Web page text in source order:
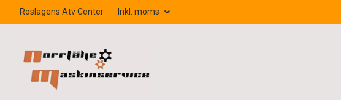
Roslagens Atv Center Inkl. moms